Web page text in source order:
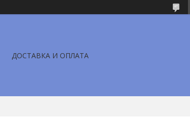
ДОСТАВКА И ОПЛАТА